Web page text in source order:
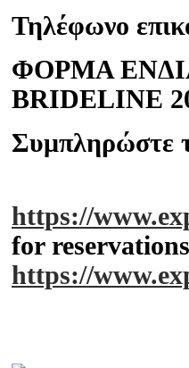
Τηλέφωνο
ΦΟΡΜΑ
BRIDELINE
Συμπληρώστε
https://
for reservations
https://